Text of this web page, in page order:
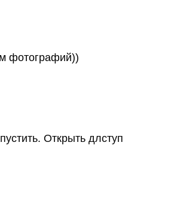
фотографий))
Открыть длступ